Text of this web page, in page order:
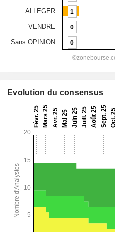
Evolution du consensus